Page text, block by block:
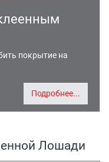
покрытие на
Подробнее...
Лошади